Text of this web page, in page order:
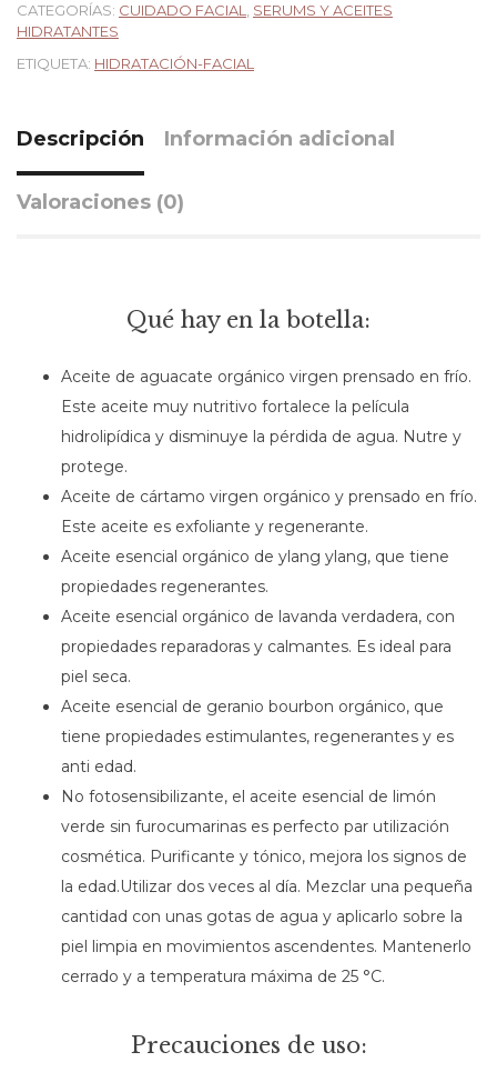
CATEGORÍAS: CUIDADO FACIAL
SERUMS Y ACEITES
HIDRATANTES
ETIQUETA: HIDRATACIÓN-FACIAL
Descripción Información adicional
Valoraciones (0)
Qué hay en la botella:
Aceite de aguacate orgánico virgen prensado en frío.
Este aceite muy nutritivo fortalece la película
hidrolipídica y disminuye la pérdida de agua. Nutre y
protege.
Aceite de cártamo virgen orgánico y prensado en frío.
Este aceite es exfoliante y regenerante.
Aceite esencial orgánico de ylang ylang, que tiene
propiedades regenerantes.
Aceite esencial orgánico de lavanda verdadera, con
propiedades reparadoras y calmantes. Es ideal para
piel seca.
Aceite esencial de geranio bourbon orgánico, que
tiene propiedades estimulantes, regenerantes y es
anti edad.
No fotosensibilizante, el aceite esencial de limón
verde sin furocumarinas es perfecto par utilización
cosmética. Purificante y tónico, mejora los signos de
la edad.Utilizar dos veces al día. Mezclar una pequeña
cantidad con unas gotas de agua y aplicarlo sobre la
piel limpia en movimientos ascendentes. Mantenerlo
cerrado y a temperatura máxima de 25 °C.
Precauciones de uso: